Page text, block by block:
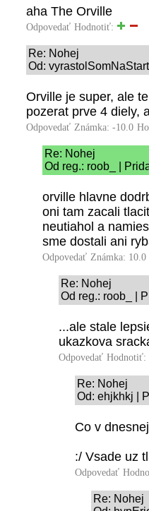
aha The Orville
Odpovedať Hodnotiť:
Re: Nohej
Od:
Orville je super, ale
pozerat prve 4 diely,
Odpovedať Známka: -10.0
Re: Nohej
Od reg.: roob_ |
orville hlavne
oni tam zacali
neutiahol a
sme dostali ani
Odpovedať Známka: 10.0
Re: Nohej
Od reg.: roob_ |
...ale stale
ukazkova
Odpovedať Hodnotiť:
Re: Nohej
Od: ehjkhkj |
Co v
:/ Vsade uz
Odpovedať
Re: Nohej